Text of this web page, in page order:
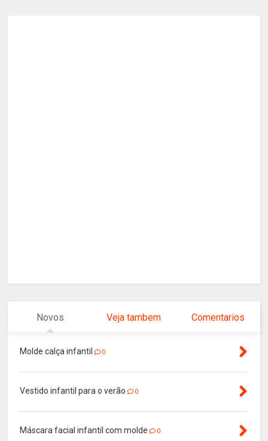
Novos Veja tambem Comentarios
Molde calça infantil 0
Vestido infantil para o verão 0
Máscara facial infantil com molde 0